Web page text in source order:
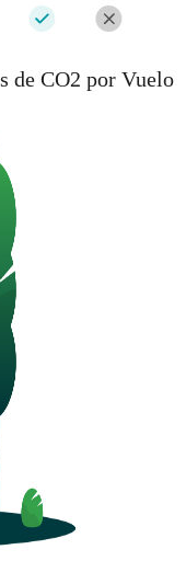
de CO2 por Vuelo